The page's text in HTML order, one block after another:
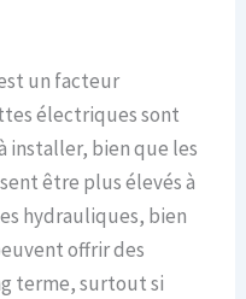
un facteur
électriques sont
installer, bien que les
être plus élevés à
hydrauliques, bien
offrir des
terme, surtout si